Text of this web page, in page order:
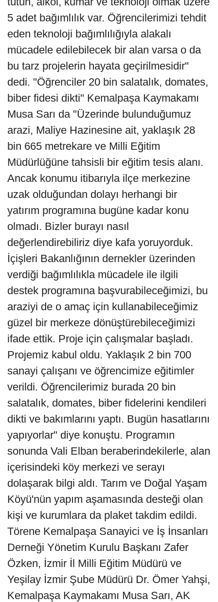
5 adet bağımlılık var. Öğrencilerimizi tehdit
eden teknoloji bağımlılığıyla alakalı
mücadele edilebilecek bir alan varsa o da
bu tarz projelerin hayata geçirilmesidir"
dedi. "Öğrenciler 20 bin salatalık, domates,
biber fidesi dikti" Kemalpaşa Kaymakamı
Musa Sarı da "Üzerinde bulunduğumuz
arazi, Maliye Hazinesine ait, yaklaşık 28
bin 665 metrekare ve Milli Eğitim
Müdürlüğüne tahsisli bir eğitim tesis alanı.
Ancak konumu itibarıyla ilçe merkezine
uzak olduğundan dolayı herhangi bir
yatırım programına bugüne kadar konu
olmadı. Bizler burayı nasıl
değerlendirebiliriz diye kafa yoruyorduk.
İçişleri Bakanlığının dernekler üzerinden
verdiği bağımlılıkla mücadele ile ilgili
destek programına başvurabileceğimizi, bu
araziyi de o amaç için kullanabileceğimiz
güzel bir merkeze dönüştürebileceğimizi
ifade ettik. Proje için çalışmalar başladı.
Projemiz kabul oldu. Yaklaşık 2 bin 700
sanayi çalışanı ve öğrencimize eğitimler
verildi. Öğrencilerimiz burada 20 bin
salatalık, domates, biber fidelerini kendileri
dikti ve bakımlarını yaptı. Bugün hasatlarını
yapıyorlar" diye konuştu. Programın
sonunda Vali Elban beraberindekilerle, alan
içerisindeki köy merkezi ve serayı
dolaşarak bilgi aldı. Tarım ve Doğal Yaşam
Köyü'nün yapım aşamasında desteği olan
kişi ve kurumlara da plaket takdim edildi.
Törene Kemalpaşa Sanayici ve İş İnsanları
Derneği Yönetim Kurulu Başkanı Zafer
Özken, İzmir İl Milli Eğitim Müdürü ve
Yeşilay İzmir Şube Müdürü Dr. Ömer Yahşi,
Kemalpaşa Kaymakamı Musa Sarı, AK